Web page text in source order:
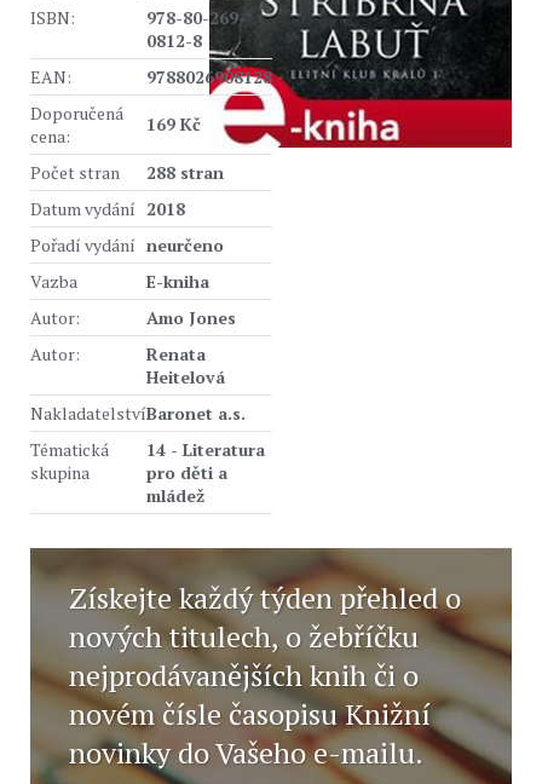
ISBN:
978-80-269-
0812-8
EAN:
9788026908128
Doporučená
cena:
169 Kč
Počet stran
288 stran
Datum vydání 2018
Pořadí vydání neurčeno
Vazba
E-kniha
Autor:
Amo Jones
Autor:
Renata
Heitelová
NakladatelstvíBaronet a.s.
Tématická
skupina
14 - Literatura
pro děti a
mládež
Získejte každý týden přehled o
nových titulech, o žebříčku
nejprodávanějších knih či o
novém čísle časopisu Knižní
novinky do Vašeho e-mailu.